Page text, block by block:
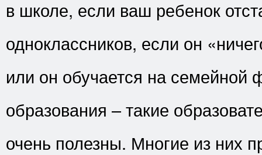
в школе, если ваш ребенок
одноклассников, если он
или он обучается на семейной
образования – такие
очень полезны. Многие из них